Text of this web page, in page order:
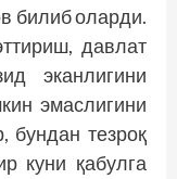
билиб оларди.
давлат
эканлигини
эмаслигини
бундан тезроқ
куни қабулга